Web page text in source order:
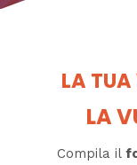
LA TUA
LA
Compila il